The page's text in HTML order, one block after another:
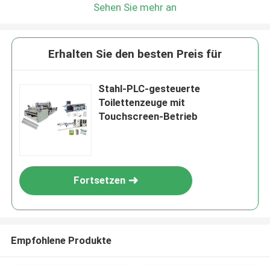
Sehen Sie mehr an
Erhalten Sie den besten Preis für
Stahl-PLC-gesteuerte
Toilettenzeuge mit
Touchscreen-Betrieb
Fortsetzen
Empfohlene Produkte